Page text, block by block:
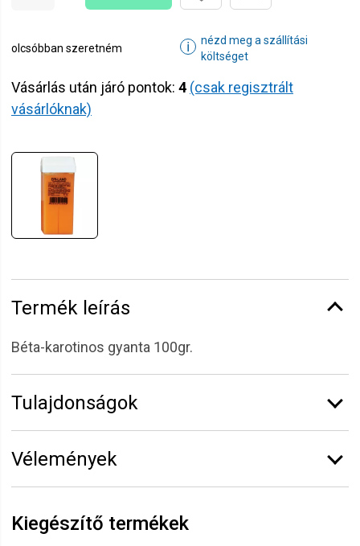
olcsóbban szeretném ℹ
nézd meg a szállítási
költséget
Vásárlás után járó pontok: 4 (csak regisztrált
vásárlóknak)
Termék leírás
Béta-karotinos gyanta 100gr.
Tulajdonságok
Kiszerelés:
Vélemények
Marianna
Kiegészítő termékek